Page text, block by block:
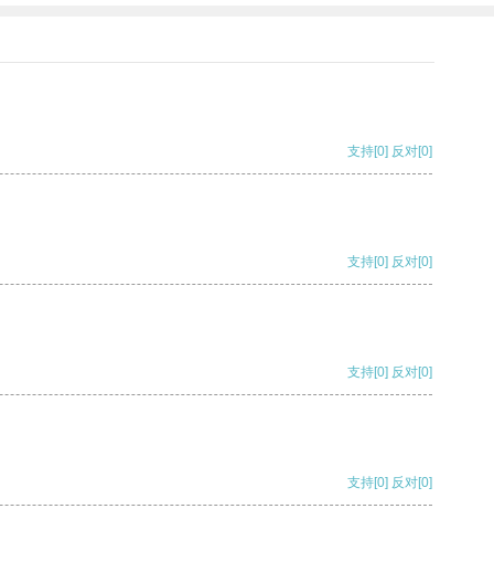
支持[0] 反对[0]
支持[0] 反对[0]
支持[0] 反对[0]
支持[0] 反对[0]